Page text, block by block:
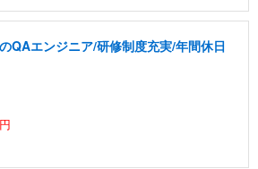
QAエンジニア/研修制度充実/年間休日